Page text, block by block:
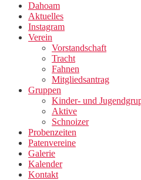
Dahoam
Aktuelles
Instagram
Verein
Vorstandschaft
Tracht
Fahnen
Mitgliedsantrag
Gruppen
Kinder- und
Aktive
Schnoizer
Probenzeiten
Patenvereine
Galerie
Kalender
Kontakt